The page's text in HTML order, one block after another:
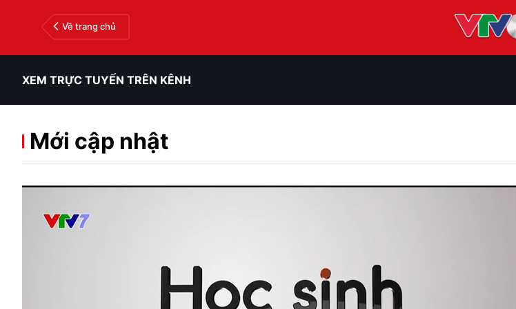
Về trang chủ
XEM TRỰC TUYẾN TRÊN KÊNH
Mới cập nhật